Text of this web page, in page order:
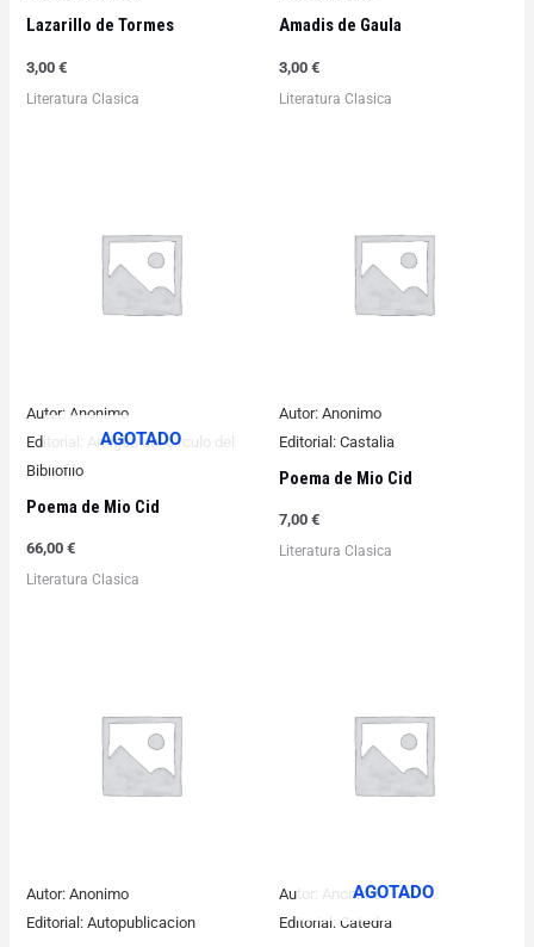
Lazarillo de Tormes
3,00€
Literatura Clasica
Amadis de Gaula
3,00 €
Literatura Clasica
AGOTADO
Autor: Anonimo
Editorial:
Amigos del circulo del
Bibliofilo
Poema de Mio Cid
66,00€
Literatura Clasica
Autor: Anonimo
Editorial: Castalia
Poema de Mio Cid
7,00 €
Literatura Clasica
Autor: Anonimo
Editorial: Autopublicacion
AGOTADO
Autor: Anonimo
Editorial: Catedra